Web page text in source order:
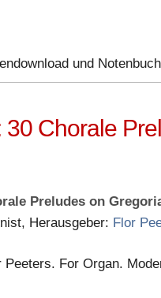
und
30 Chorale
Preludes on
Herausgeber: Flor
Peeters. For Organ.